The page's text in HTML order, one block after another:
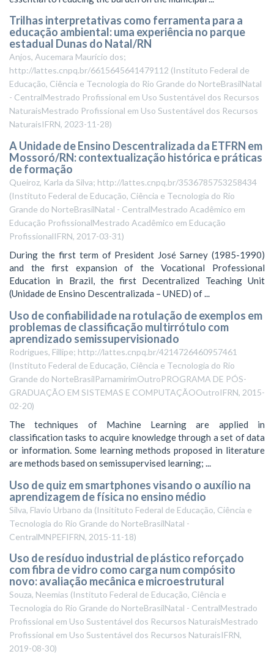
Trilhas interpretativas como ferramenta para a
educação ambiental: uma experiência no parque
estadual Dunas do Natal/RN
Anjos, Aucemara Maurício dos;
http://lattes.cnpq.br/6615645641479112 (Instituto Federal de
Educação, Ciência e Tecnologia do Rio Grande do NorteBrasilNatal
- CentralMestrado Profissional em Uso Sustentável dos Recursos
NaturaisMestrado Profissional em Uso Sustentável dos Recursos
NaturaisIFRN, 2023-11-28)
A Unidade de Ensino Descentralizada da ETFRN em
Mossoró/RN: contextualização histórica e práticas
de formação
Queiroz, Karla da Silva; http://lattes.cnpq.br/3536785753258434
(Instituto Federal de Educação, Ciência e Tecnologia do Rio
Grande do NorteBrasilNatal - CentralMestrado Acadêmico em
Educação ProfissionalMestrado Acadêmico em Educação
ProfissionalIFRN, 2017-03-31)
During the first term of President José Sarney (1985-1990)
and the first expansion of the Vocational Professional
Education in Brazil, the first Decentralized Teaching Unit
(Unidade de Ensino Descentralizada – UNED) of ...
Uso de confiabilidade na rotulação de exemplos em
problemas de classificação multirrótulo com
aprendizado semissupervisionado
Rodrigues, Fillipe; http://lattes.cnpq.br/4214726460957461
(Instituto Federal de Educação, Ciência e Tecnologia do Rio
Grande do NorteBrasilParnamirimOutroPROGRAMA DE PÓS-
GRADUAÇÃO EM SISTEMAS E COMPUTAÇÃOOutroIFRN, 2015-
02-20)
The techniques of Machine Learning are applied in
classification tasks to acquire knowledge through a set of data
or information. Some learning methods proposed in literature
are methods based on semissupervised learning; ...
Uso de quiz em smartphones visando o auxílio na
aprendizagem de física no ensino médio
Silva, Flavio Urbano da (Insitituto Federal de Educação, Ciência e
Tecnologia do Rio Grande do NorteBrasilNatal -
CentralMNPEFIFRN, 2015-11-18)
Uso de resíduo industrial de plástico reforçado
com fibra de vidro como carga num compósito
novo: avaliação mecânica e microestrutural
Souza, Neemias (Instituto Federal de Educação, Ciência e
Tecnologia do Rio Grande do NorteBrasilNatal - CentralMestrado
Profissional em Uso Sustentável dos Recursos NaturaisMestrado
Profissional em Uso Sustentável dos Recursos NaturaisIFRN,
2019-08-30)